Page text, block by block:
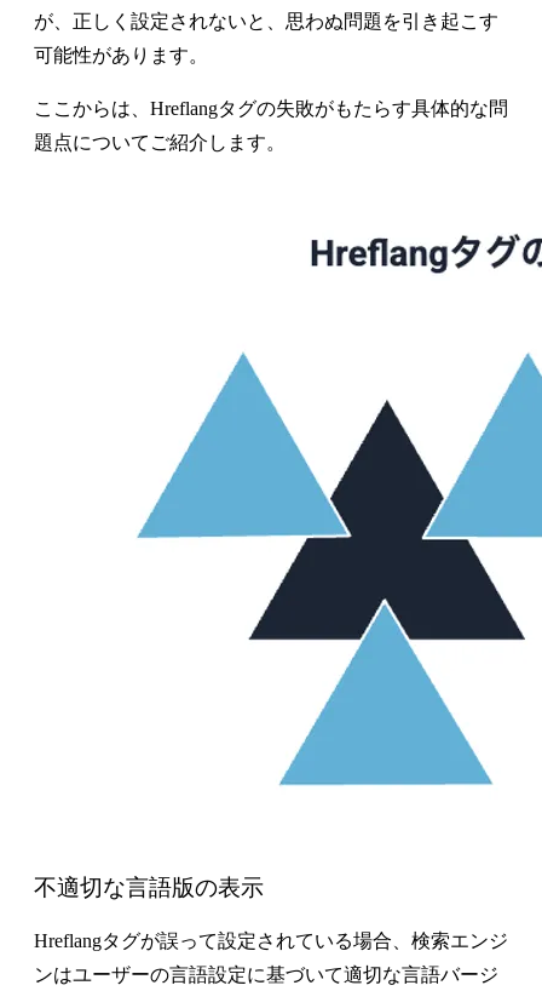
が、正しく設定されないと、思わぬ問題を引き起こす
可能性があります。
ここからは、Hreflangタグの失敗がもたらす具体的な問
題点についてご紹介します。
不適切な言語版の表示
Hreflangタグが誤って設定されている場合、検索エンジ
ンはユーザーの言語設定に基づいて適切な言語バージ